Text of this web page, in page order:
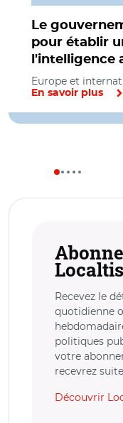
Le
pour établir
l'intelligence
Europe et
En savoir plus
Recevez le
quotidienne
politiques
votre
recevrez
Découvrir